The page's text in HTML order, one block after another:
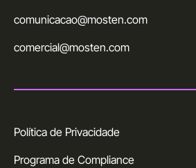
comunicacao@mosten.com
comercial@mosten.com
Política de Privacidade
Programa de Compliance